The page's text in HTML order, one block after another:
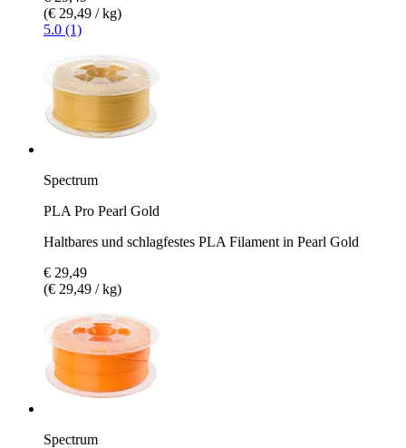
(€ 29,49 / kg)
5.0 (1)
Spectrum
PLA Pro Pearl Gold
Haltbares und schlagfestes PLA Filament in Pearl Gold
€ 29,49
(€ 29,49 / kg)
Spectrum